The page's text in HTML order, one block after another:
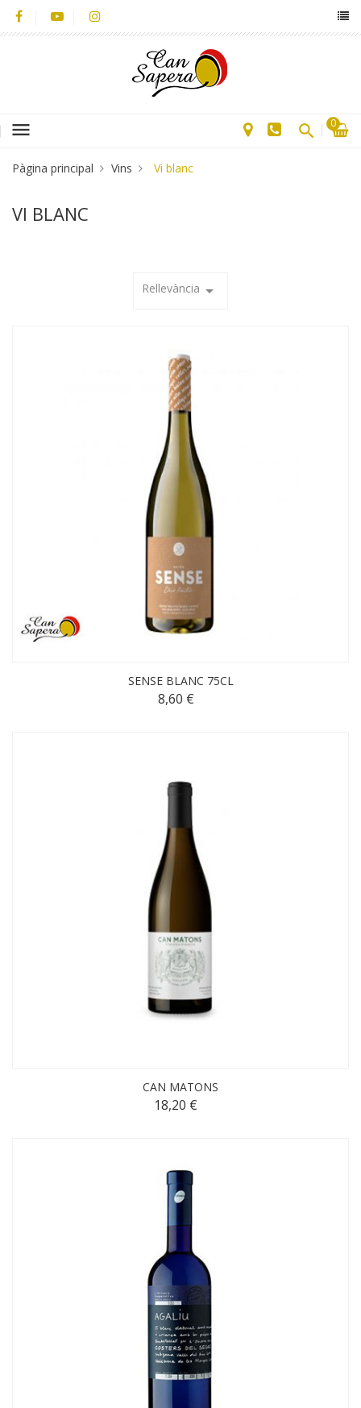
menu 0
Pàgina principal Vins Vi blanc
VI BLANC
Rellevància arrow_drop_down
SENSE BLANC 75CL
8,60 €
CAN MATONS
18,20 €